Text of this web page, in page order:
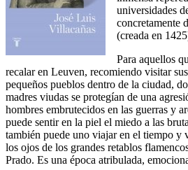
universidades
concretamente
(creada en
Para aquellos
recalar en Leuven, recomiendo visitar
pequeños pueblos dentro de la ciudad,
madres viudas se protegían de una
hombres embrutecidos en las guerras y
puede sentir en la piel el miedo a las
también puede uno viajar en el tiempo y
los ojos de los grandes retablos
Prado. Es una época atribulada,